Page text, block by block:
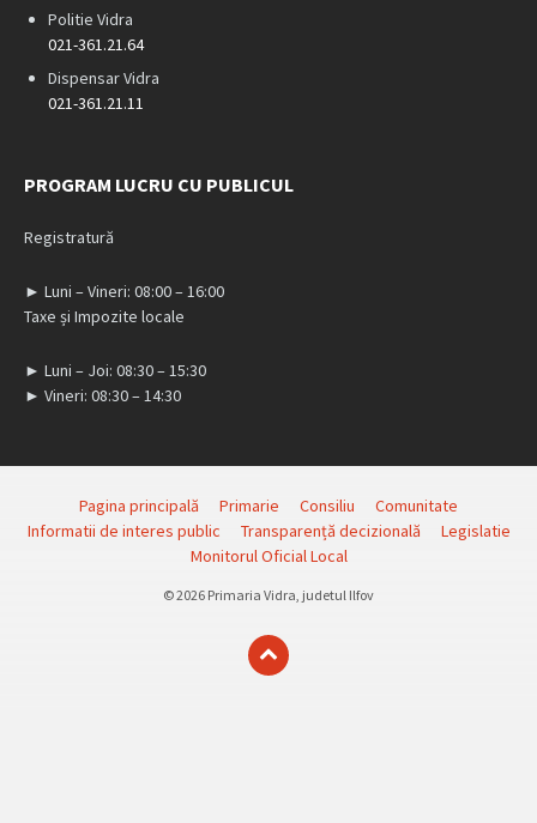
Politie Vidra
021-361.21.64
Dispensar Vidra
021-361.21.11
PROGRAM LUCRU CU PUBLICUL
Registratură
► Luni – Vineri: 08:00 – 16:00
Taxe și Impozite locale
► Luni – Joi: 08:30 – 15:30
► Vineri: 08:30 – 14:30
Pagina principală Primarie Consiliu
Comunitate
Informatii de interes public
Transparență decizională
Legislatie
Monitorul Oficial Local
© 2026 Primaria Vidra, judetul Ilfov